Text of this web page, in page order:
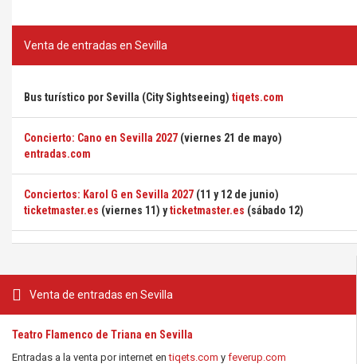
Venta de entradas en Sevilla
Teatro Flamenco de Triana en Sevilla
Entradas a la venta por internet entiqets.com y feverup.com
Venta de entradas en Sevilla
Bus turístico por Sevilla (City Sightseeing) tiqets.com
Concierto: Cano en Sevilla 2027 (viernes 21 de mayo)
entradas.com
Conciertos: Karol G en Sevilla 2027 (11 y 12 de junio)
ticketmaster.es (viernes 11) yticketmaster.es (sábado 12)